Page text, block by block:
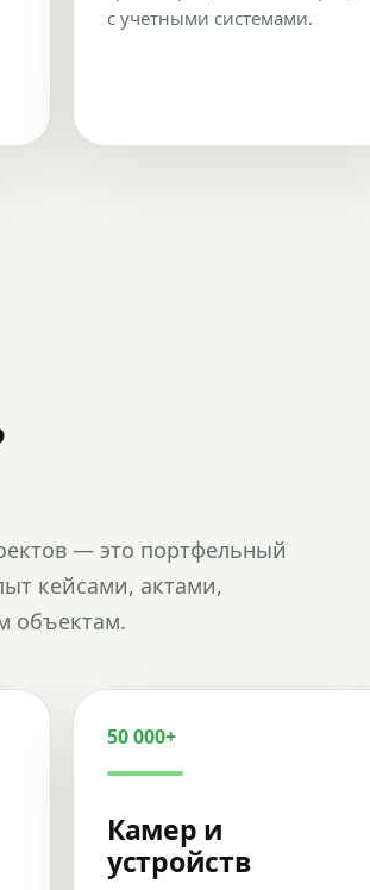
с учетными системами.
— это портфельный
кейсами, актами,
объектам.
50 000+
Камер и
устройств